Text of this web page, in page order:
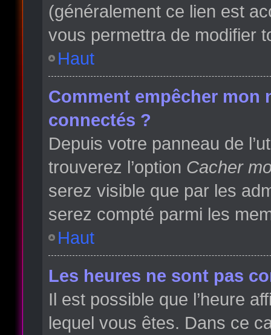
(généralement ce lien est
vous permettra de modifier
Haut
Comment empêcher mon
connectés ?
Depuis votre panneau de
trouverez l’option Cacher
serez visible que par les
serez compté parmi les
Haut
Les heures ne sont pas
Il est possible que l’heure
lequel vous êtes. Dans ce